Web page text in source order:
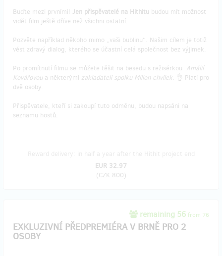
Buďte mezi prvními! Jen přispěvatelé na Hithitu budou mít možnost
vidět film ještě dříve než všichni ostatní.
Pozvěte například někoho mimo „vaši bublinu“. Našim cílem je totiž
vést zdravý dialog, kterého se účastní celá společnost bez výjimek.
Po promítnutí filmu se můžete těšit na besedu s režisérkou Amálií
Kovářovou a některými zakladateli spolku Milion chvilek. 👌 Platí pro
dvě osoby.
Přispěvatele, kteří si zakoupí tuto odměnu, budou napsáni na
seznamu hostů.
EUR 32.97
(CZK 800)
remaining 56 from 76
EXKLUZIVNÍ PŘEDPREMIÉRA V BRNĚ PRO 2
OSOBY